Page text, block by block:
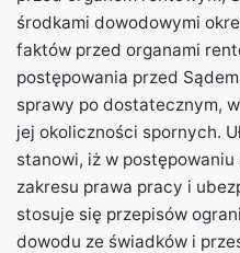
środkami dowodowymi
faktów przed organami
postępowania przed
sprawy po dostatecznym,
jej okoliczności spornych.
stanowi, iż w
zakresu prawa pracy i
stosuje się przepisów
dowodu ze świadków i